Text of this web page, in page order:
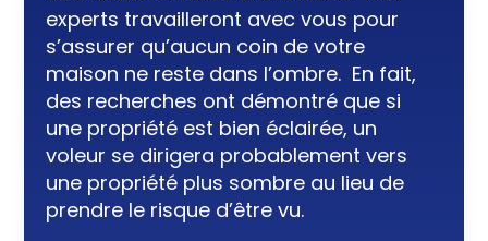
experts travailleront avec vous pour
s’assurer qu’aucun coin de votre
maison ne reste dans l’ombre. En fait,
des recherches ont démontré que si
une propriété est bien éclairée, un
voleur se dirigera probablement vers
une propriété plus sombre au lieu de
prendre le risque d’être vu.